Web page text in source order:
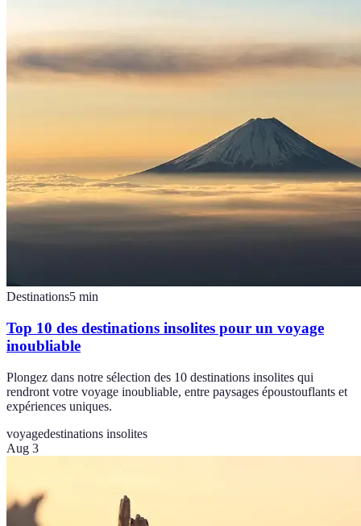
Destinations5 min
Top 10 des destinations insolites pour un voyage
inoubliable
Plongez dans notre sélection des 10 destinations insolites qui
rendront votre voyage inoubliable, entre paysages époustouflants et
expériences uniques.
voyagedestinations insolites
Aug 3